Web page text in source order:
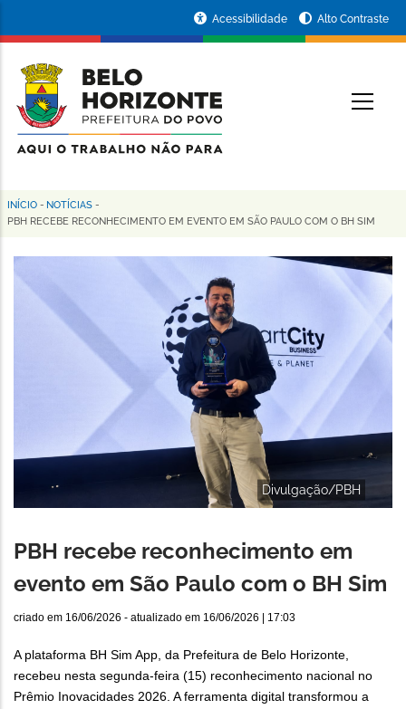
conteúdo
principal
da
Prefeitura
de
Horizonte
Acessibilidade Alto Contraste
Trilha
navegação
INÍCIO - NOTÍCIAS -
PBH RECEBE RECONHECIMENTO EM EVENTO EM SÃO PAULO COM O BH SIM
Divulgação/PBH
PBH recebe reconhecimento em
evento em São Paulo com o BH Sim
criado em 16/06/2026 - atualizado em 16/06/2026 | 17:03
A plataforma BH Sim App, da Prefeitura de Belo Horizonte,
recebeu nesta segunda-feira (15) reconhecimento nacional no
Prêmio Inovacidades 2026. A ferramenta digital transformou a